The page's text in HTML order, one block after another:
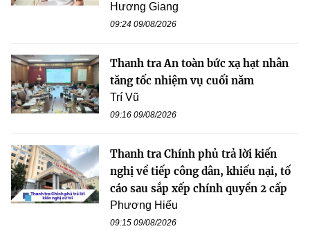
Hương Giang
09:24 09/08/2026
Thanh tra An toàn bức xạ hạt nhân
tăng tốc nhiệm vụ cuối năm
Trí Vũ
09:16 09/08/2026
Thanh tra Chính phủ trả lời kiến
nghị về tiếp công dân, khiếu nại, tố
cáo sau sắp xếp chính quyền 2 cấp
Phương Hiếu
09:15 09/08/2026